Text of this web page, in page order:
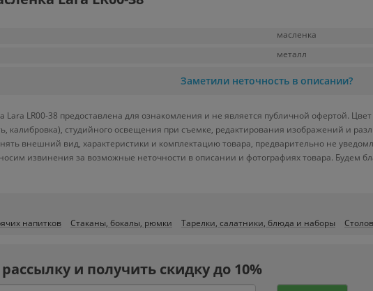
масленка
металл
Заметили неточность в описании?
LR00-38 предоставлена для ознакомления и не является публичной офертой.
калибровка), студийного освещения при съемке, редактирования изображений и
внешний вид, характеристики и комплектацию товара, предварительно не
извинения за возможные неточности в описании и фотографиях товара. Будем
напитков
Стаканы, бокалы, рюмки Тарелки, салатники, блюда и наборы
и получить скидку до 10%